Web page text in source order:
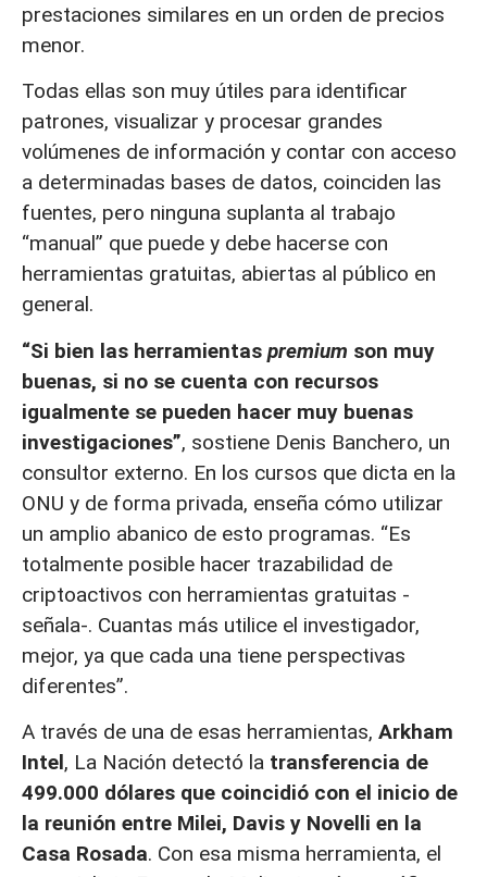
prestaciones similares en un orden de precios
menor.
Todas ellas son muy útiles para identificar
patrones, visualizar y procesar grandes
volúmenes de información y contar con acceso
a determinadas bases de datos, coinciden las
fuentes, pero ninguna suplanta al trabajo
“manual” que puede y debe hacerse con
herramientas gratuitas, abiertas al público en
general.
“Si bien las herramientas premium son muy
buenas, si no se cuenta con recursos
igualmente se pueden hacer muy buenas
investigaciones”, sostiene Denis Banchero, un
consultor externo. En los cursos que dicta en la
ONU y de forma privada, enseña cómo utilizar
un amplio abanico de esto programas. “Es
totalmente posible hacer trazabilidad de
criptoactivos con herramientas gratuitas -
señala-. Cuantas más utilice el investigador,
mejor, ya que cada una tiene perspectivas
diferentes”.
A través de una de esas herramientas, Arkham
Intel, La Nación detectó la transferencia de
499.000 dólares que coincidió con el inicio de
la reunión entre Milei, Davis y Novelli en la
Casa Rosada. Con esa misma herramienta, el